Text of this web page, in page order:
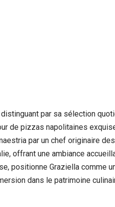
par sa sélection
de pizzas napolitaines
par un chef originaire
offrant une ambiance
positionne Graziella comme
dans le patrimoine